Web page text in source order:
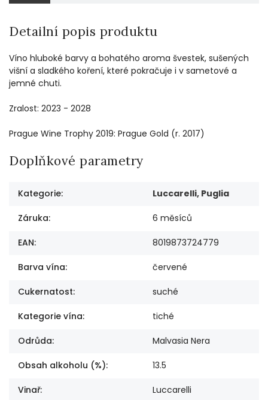
Detailní popis produktu
Víno hluboké barvy a bohatého aroma švestek, sušených
višní a sladkého koření, které pokračuje i v sametové a
jemné chuti.
Zralost: 2023 - 2028
Prague Wine Trophy 2019: Prague Gold (r. 2017)
Doplňkové parametry
Kategorie: Luccarelli, Puglia
Záruka: 6 měsíců
EAN: 8019873724779
Barva vína: červené
Cukernatost: suché
Kategorie vína: tiché
Odrůda: Malvasia Nera
Obsah alkoholu (%): 13.5
Vinař: Luccarelli